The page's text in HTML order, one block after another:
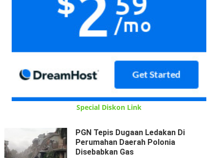
Special Diskon Link
PGN Tepis Dugaan Ledakan Di
Perumahan Daerah Polonia
Disebabkan Gas